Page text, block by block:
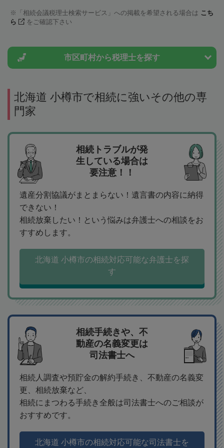
「相続会議税理士検索サービス」への掲載を希望される場合は こち
ら
をご確認下さい
市区町村から税理士を探す
北海道 小樽市で相続に強いその他の専
門家
相続トラブルが発
生している場合は
要注意！！
遺産分割協議がまとまらない！遺言書の内容に納得
できない！
相続放棄したい！という悩みは弁護士への相談をお
すすめします。
北海道 小樽市の相続対応可能な弁護士を探
す
相続手続きや、不
動産の名義変更は
司法書士へ
相続人調査や預貯金の解約手続き、不動産の名義変
更、相続放棄など、
相続にまつわる手続き全般は司法書士へのご相談が
おすすめです。
北海道 小樽市の相続対応可能な司法書士を